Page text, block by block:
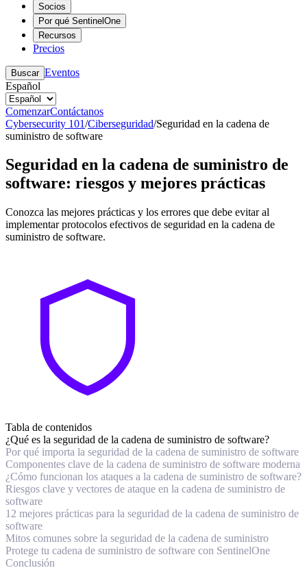
Socios
Por qué SentinelOne
Recursos
Precios
Buscar Eventos
Español
ComenzarContáctanos
Cybersecurity 101/Ciberseguridad/Seguridad en la cadena de
suministro de software
Seguridad en la cadena de suministro de
software: riesgos y mejores prácticas
Conozca las mejores prácticas y los errores que debe evitar al
implementar protocolos efectivos de seguridad en la cadena de
suministro de software.
Tabla de contenidos
¿Qué es la seguridad de la cadena de suministro de software?
Por qué importa la seguridad de la cadena de suministro de software
Componentes clave de la cadena de suministro de software moderna
¿Cómo funcionan los ataques a la cadena de suministro de software?
Riesgos clave y vectores de ataque en la cadena de suministro de
software
12 mejores prácticas para la seguridad de la cadena de suministro de
software
Mitos comunes sobre la seguridad de la cadena de suministro
Protege tu cadena de suministro de software con SentinelOne
Conclusión